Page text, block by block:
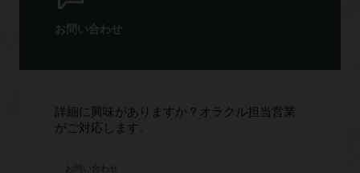
お問い合わせ
詳細に興味がありますか？オラクル担当営業
がご対応します。
お問い合わせ